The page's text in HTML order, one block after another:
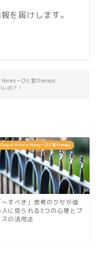
を届けします。
－ひと言therapy
の？！
Drop of Miracle Honey－ひと言therapy
～すべき」思考のクセが強
人に見られる3つの心理とプ
スの活用法